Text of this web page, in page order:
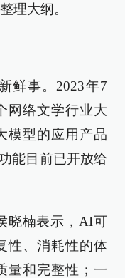
理大纲。
鲜事。2023年7
网络文学行业大
模型的应用产品
能目前已开放给
晓楠表示，AI可
性、消耗性的体
量和完整性；一